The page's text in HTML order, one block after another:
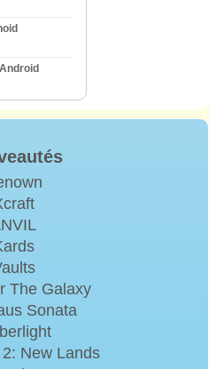
The Galaxy
Sonata
New Lands